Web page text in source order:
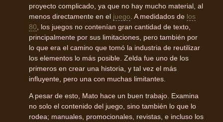
proyecto complicado, ya que no hay mucho material, al
menos directamente en el juego . A medidados de los
80 , los juegos no contenían gran cantidad de texto,
principalmente por sus limitaciones, pero también por
lo que era el camino que tomó la industria de reutilizar
los elementos lo más posible. Zelda fue uno de los
primeros en crear una historia, y tal vez el más
influyente, pero una con muchas limitantes.
A pesar de esto, Mato hace un buen trabajo. Examina
no solo el contenido del juego, sino también lo que lo
rodea; manuales, promocionales, revistas, e incluso los